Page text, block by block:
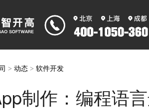
>动态 >软件开发
制作：编程语